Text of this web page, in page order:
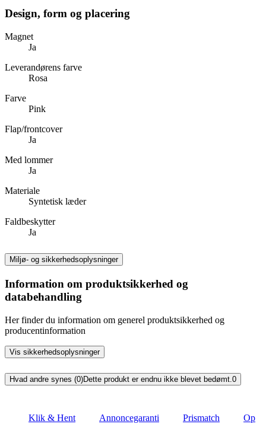
Design, form og placering
Magnet
Ja
Leverandørens farve
Rosa
Farve
Pink
Flap/frontcover
Ja
Med lommer
Ja
Materiale
Syntetisk læder
Faldbeskytter
Ja
Miljø- og sikkerhedsoplysninger
Information om produktsikkerhed og
databehandling
Her finder du information om generel produktsikkerhed og
producentinformation
Vis sikkerhedsoplysninger
Hvad andre synes (0)Dette produkt er endnu ikke blevet bedømt.0
Klik & Hent Annoncegaranti Prismatch
Op